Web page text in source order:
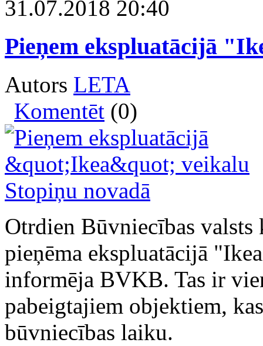
31.07.2018 20:40
Pieņem ekspluatācijā
Autors LETA
Komentēt (0)
Otrdien Būvniecības
pieņēma ekspluatācijā
informēja BVKB. Tas ir
pabeigtajiem objektiem,
būvniecības laiku.